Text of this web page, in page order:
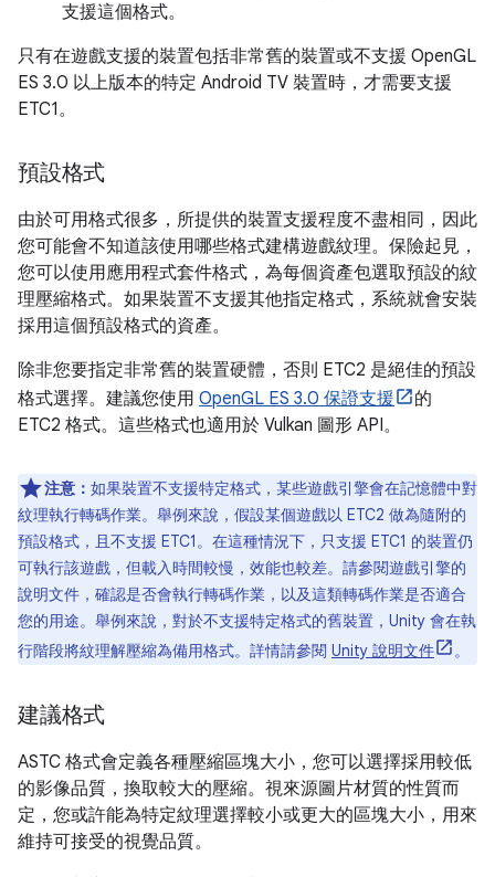
支援這個格式。
只有在遊戲支援的裝置包括非常舊的裝置或不支援 OpenGL
ES 3.0 以上版本的特定 Android TV 裝置時，才需要支援
ETC1。
預設格式
由於可用格式很多，所提供的裝置支援程度不盡相同，因此
您可能會不知道該使用哪些格式建構遊戲紋理。保險起見，
您可以使用應用程式套件格式，為每個資產包選取預設的紋
理壓縮格式。如果裝置不支援其他指定格式，系統就會安裝
採用這個預設格式的資產。
除非您要指定非常舊的裝置硬體，否則 ETC2 是絕佳的預設
格式選擇。建議您使用 OpenGL ES 3.0 保證支援
的
ETC2 格式。這些格式也適用於 Vulkan 圖形 API。
注意： 如果裝置不支援特定格式，某些遊戲引擎會在記憶體中對
紋理執行轉碼作業。舉例來說，假設某個遊戲以 ETC2 做為隨附的
預設格式，且不支援 ETC1。在這種情況下，只支援 ETC1 的裝置仍
可執行該遊戲，但載入時間較慢，效能也較差。請參閱遊戲引擎的
說明文件，確認是否會執行轉碼作業，以及這類轉碼作業是否適合
您的用途。舉例來說，對於不支援特定格式的舊裝置，Unity 會在執
行階段將紋理解壓縮為備用格式。詳情請參閱 Unity 說明文件 。
建議格式
ASTC 格式會定義各種壓縮區塊大小，您可以選擇採用較低
的影像品質，換取較大的壓縮。視來源圖片材質的性質而
定，您或許能為特定紋理選擇較小或更大的區塊大小，用來
維持可接受的視覺品質。